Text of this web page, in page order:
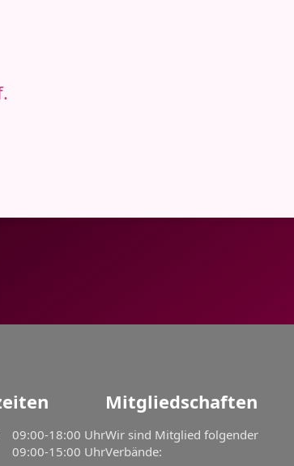
09:00-18:00 Uhr
09:00-15:00 Uhr
Mitgliedschaften
Wir sind Mitglied folgender
Verbände: